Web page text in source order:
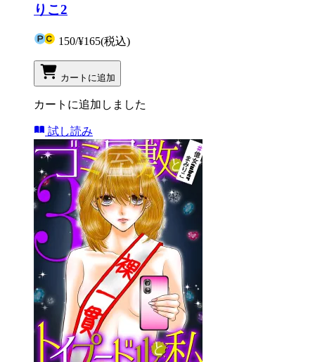
りこ2
150/¥165(税込)
カートに追加
カートに追加しました
試し読み